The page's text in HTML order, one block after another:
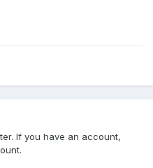
If you have an account,